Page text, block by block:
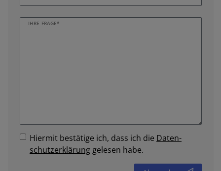
IHRE FRAGE*
Hiermit bestätige ich, dass ich die Daten­
schutz­erklärung gelesen habe.